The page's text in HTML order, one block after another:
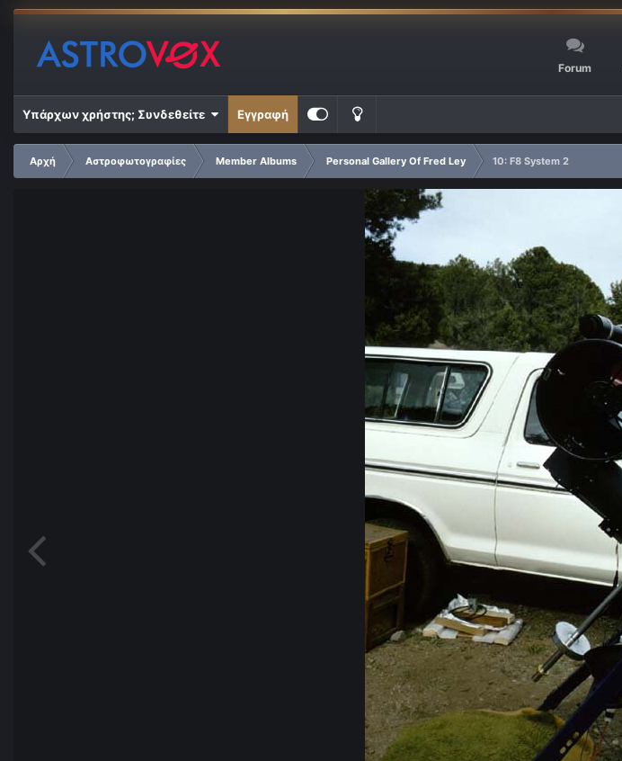
Forum
Υπάρχων χρήστης; Συνδεθείτε Εγγραφή
Αρχή Αστροφωτογραφίες Member Albums Personal Gallery Of Fred Ley
10: F8 System 2